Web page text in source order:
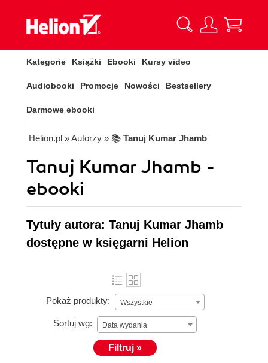
Kategorie Książki Ebooki Kursy video
Audiobooki Promocje Nowości Bestsellery
Darmowe ebooki
Helion.pl » Autorzy » 📚 Tanuj Kumar Jhamb
Tanuj Kumar Jhamb -
ebooki
Tytuły autora: Tanuj Kumar Jhamb
dostępne w księgarni Helion
Pokaż produkty: Wszystkie
Sortuj wg: Data wydania
Filtruj »